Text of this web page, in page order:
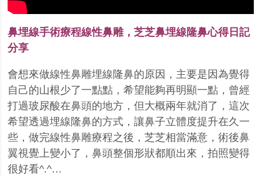
鼻埋線手術療程線性鼻雕，芝芝鼻埋線隆鼻心得日記
分享
會想來做線性鼻雕埋線隆鼻的原因，主要是因為覺得
自己的山根少了一點點，希望能夠再明顯一點，曾經
打過玻尿酸在鼻頭的地方，但大概兩年就消了，這次
希望透過埋線隆鼻的方式，讓鼻子立體度提升在久一
些，做完線性鼻雕療程之後，芝芝相當滿意，術後鼻
翼視覺上變小了，鼻頭整個形狀都順出來，拍照變得
很好看^.^…